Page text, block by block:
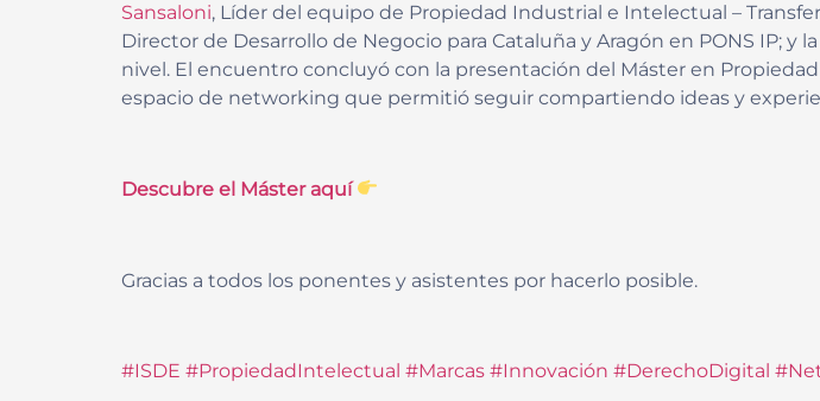
Sansaloni, Líder del equipo de Propiedad Industrial e Intelectual –
Director de Desarrollo de Negocio para Cataluña y Aragón en PONS IP;
nivel. El encuentro concluyó con la presentación del Máster en
espacio de networking que permitió seguir compartiendo ideas y
Descubre el Máster aquí
Gracias a todos los ponentes y asistentes por hacerlo posible.
#ISDE #PropiedadIntelectual #Marcas #Innovación #DerechoDigital